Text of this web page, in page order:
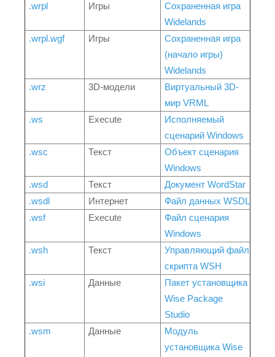
.wrpl
Игры
Сохраненная игра
Widelands
.wrpl.wgf
Игры
Сохраненная игра
(начало игры)
Widelands
.wrz
3D-модели
Виртуальный 3D-
мир VRML
.ws
Execute
Исполняемый
сценарий Windows
.wsc
Текст
Объект сценария
Windows
.wsd
Текст
Документ WordStar
.wsdl
Интернет
Файл данных WSDL
.wsf
Execute
Файл сценария
Windows
.wsh
Текст
Управляющий файл
скрипта WSH
.wsi
Данные
Пакет установщика
Wise Package
Studio
.wsm
Данные
Модуль
установщика Wise